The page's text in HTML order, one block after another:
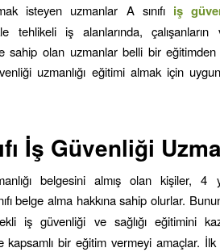
isteyen uzmanlar A sınıfı iş
tehlikeli iş alanlarında,
sahip olan uzmanlar belli bir
uzmanlığı eğitimi almak için
İş Güvenliği
belgesini almış olan kişiler, 4
belge alma hakkına sahip olurlar.
iş güvenliği ve sağlığı eğitimini
bir eğitim vermeyi amaçlar. İlk